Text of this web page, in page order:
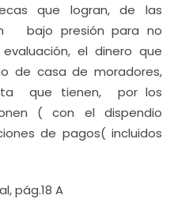
que logran, de las
bajo presión para no
el dinero que
de casa de moradores,
que tienen, por los
( con el dispendio
de pagos( incluidos
pág.18 A